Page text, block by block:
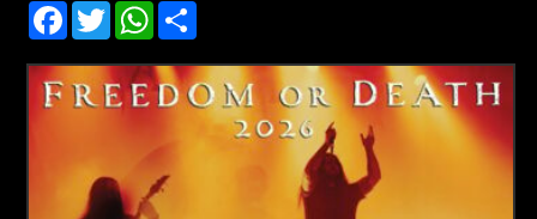
Facebook
TwitterWhatsApp